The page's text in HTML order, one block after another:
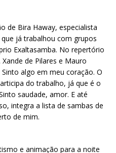
de Bira Haway, especialista
já trabalhou com grupos
Exaltasamba. No repertório
de Pilares e Mauro
algo em meu coração. O
do trabalho, já que é o
saudade, amor. E até
integra a lista de sambas de
de mim.
e animação para a noite